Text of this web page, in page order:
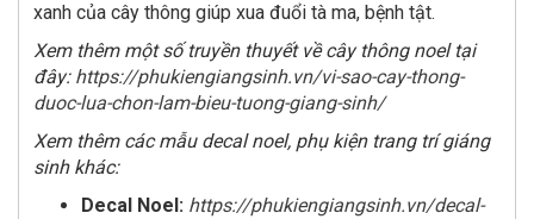
xanh của cây thông giúp xua đuổi tà ma, bệnh tật.
Xem thêm một số truyền thuyết về cây thông noel tại
đây: https://phukiengiangsinh.vn/vi-sao-cay-thong-
duoc-lua-chon-lam-bieu-tuong-giang-sinh/
Xem thêm các mẫu decal noel, phụ kiện trang trí giáng
sinh khác:
Decal Noel: https://phukiengiangsinh.vn/decal-